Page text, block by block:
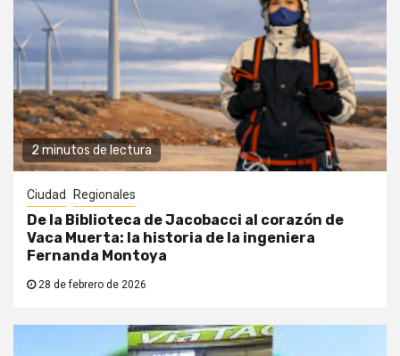
2 minutos de lectura
Ciudad Regionales
De la Biblioteca de Jacobacci al corazón de
Vaca Muerta: la historia de la ingeniera
Fernanda Montoya
28 de febrero de 2026